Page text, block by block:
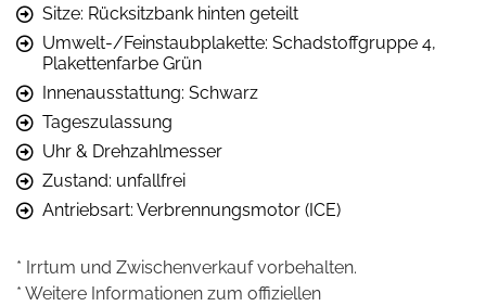
Sitze: Rücksitzbank hinten geteilt
Umwelt-/Feinstaubplakette: Schadstoffgruppe 4,
Plakettenfarbe Grün
Innenausstattung: Schwarz
Tageszulassung
Uhr & Drehzahlmesser
Zustand: unfallfrei
Antriebsart: Verbrennungsmotor (ICE)
* Irrtum und Zwischenverkauf vorbehalten.
* Weitere Informationen zum offiziellen